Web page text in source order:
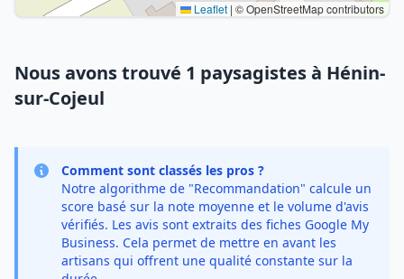
Leaflet | © OpenStreetMap contributors
Nous avons trouvé 1 paysagistes à Hénin-
sur-Cojeul
Comment sont classés les pros ?
Notre algorithme de "Recommandation" calcule un
score basé sur la note moyenne et le volume d'avis
vérifiés. Les avis sont extraits des fiches Google My
Business. Cela permet de mettre en avant les
artisans qui offrent une qualité constante sur la